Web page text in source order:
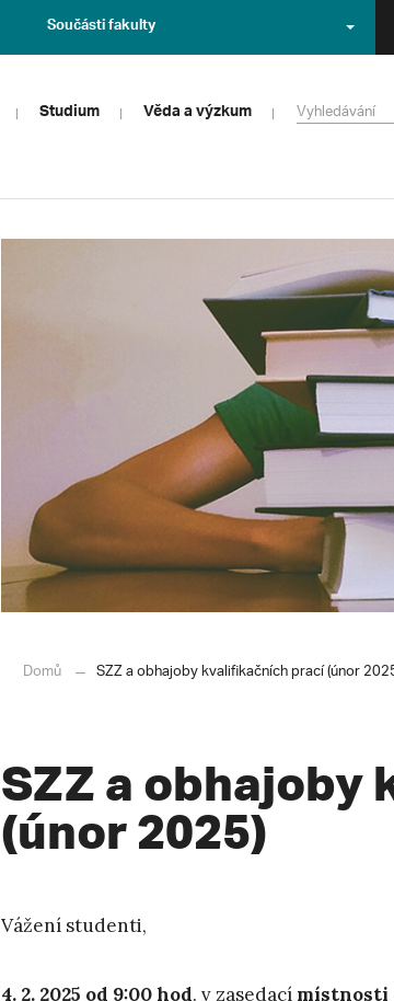
Součásti fakulty
Studium Věda a výzkum
Domů SZZ a obhajoby kvalifikačních prací (únor
SZZ a
(únor 2025)
Vážení studenti,
4. 2. 2025 od 9:00 hod. v zasedací místnosti